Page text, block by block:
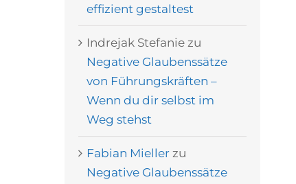
effizient gestaltest
Indrejak Stefaniezu
Negative Glaubenssätze
von Führungskräften –
Wenn du dir selbst im
Weg stehst
Fabian Miellerzu
Negative Glaubenssätze